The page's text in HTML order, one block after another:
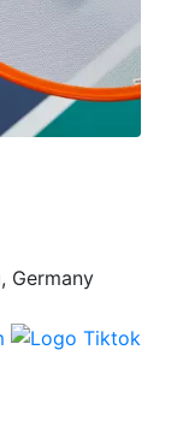
Germany